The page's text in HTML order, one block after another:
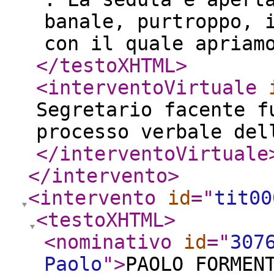
banale, purtroppo,
con il quale
</testoXHTML>
<interventoVirtuale
Segretario facente
processo verbale
</interventoVirtuale
</intervento>
<intervento
id="
<testoXHTML>
<nominativo
id="
Paolo">PAOLO